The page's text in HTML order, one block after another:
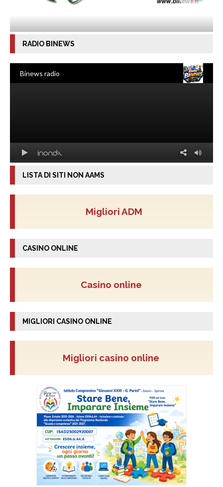
RADIO BINEWS
LISTA DI SITI NON AAMS
Migliori ADM
CASINO ONLINE
Casino online
MIGLIORI CASINO ONLINE
Migliori casino online